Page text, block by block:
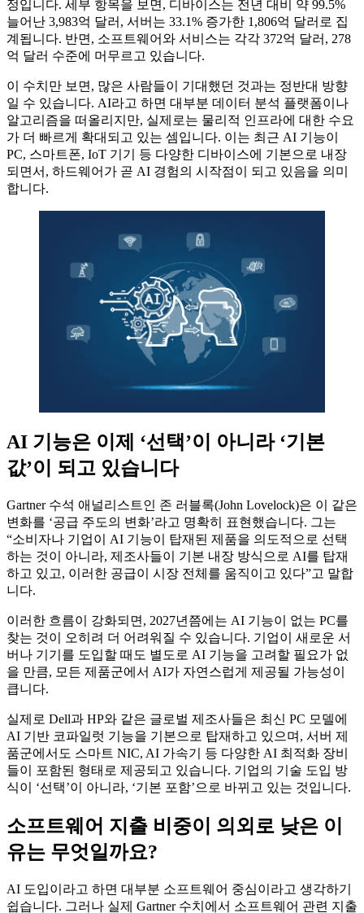
정입니다. 세부 항목을 보면, 디바이스는 전년 대비 약 99.5%
늘어난 3,983억 달러, 서버는 33.1% 증가한 1,806억 달러로 집
계됩니다. 반면, 소프트웨어와 서비스는 각각 372억 달러, 278
억 달러 수준에 머무르고 있습니다.
이 수치만 보면, 많은 사람들이 기대했던 것과는 정반대 방향
일 수 있습니다. AI라고 하면 대부분 데이터 분석 플랫폼이나
알고리즘을 떠올리지만, 실제로는 물리적 인프라에 대한 수요
가 더 빠르게 확대되고 있는 셈입니다. 이는 최근 AI 기능이
PC, 스마트폰, IoT 기기 등 다양한 디바이스에 기본으로 내장
되면서, 하드웨어가 곧 AI 경험의 시작점이 되고 있음을 의미
합니다.
AI 기능은 이제 ‘선택’이 아니라 ‘기본
값’이 되고 있습니다
Gartner 수석 애널리스트인 존 러블록(John Lovelock)은 이 같은
변화를 ‘공급 주도의 변화’라고 명확히 표현했습니다. 그는
“소비자나 기업이 AI 기능이 탑재된 제품을 의도적으로 선택
하는 것이 아니라, 제조사들이 기본 내장 방식으로 AI를 탑재
하고 있고, 이러한 공급이 시장 전체를 움직이고 있다”고 말합
니다.
이러한 흐름이 강화되면, 2027년쯤에는 AI 기능이 없는 PC를
찾는 것이 오히려 더 어려워질 수 있습니다. 기업이 새로운 서
버나 기기를 도입할 때도 별도로 AI 기능을 고려할 필요가 없
을 만큼, 모든 제품군에서 AI가 자연스럽게 제공될 가능성이
큽니다.
실제로 Dell과 HP와 같은 글로벌 제조사들은 최신 PC 모델에
AI 기반 코파일럿 기능을 기본으로 탑재하고 있으며, 서버 제
품군에서도 스마트 NIC, AI 가속기 등 다양한 AI 최적화 장비
들이 포함된 형태로 제공되고 있습니다. 기업의 기술 도입 방
식이 ‘선택’이 아니라, ‘기본 포함’으로 바뀌고 있는 것입니다.
소프트웨어 지출 비중이 의외로 낮은 이
유는 무엇일까요?
AI 도입이라고 하면 대부분 소프트웨어 중심이라고 생각하기
쉽습니다. 그러나 실제 Gartner 수치에서 소프트웨어 관련 지출